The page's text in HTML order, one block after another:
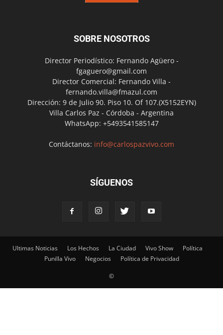
SOBRE NOSOTROS
Director Periodístico: Fernando Agüero -
fgaguero@gmail.com
Director Comercial: Fernando Villa -
fernando.villa@fmazul.com
Dirección: 9 de Julio 90. Piso 10. Of 107.(X5152EYN)
Villa Carlos Paz - Córdoba - Argentina
WhatsApp: +5493541585147
Contáctanos: info@carlospazvivo.com
SÍGUENOS
Ultimas Noticias Los Hechos La Ciudad Vivo Show
Política
Punilla Vivo
Negocios Política de Privacidad
©